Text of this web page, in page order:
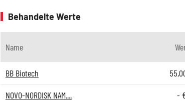
Behandelte Werte
Name
BB Biotech
NOVO-NORDISK NAM....
-